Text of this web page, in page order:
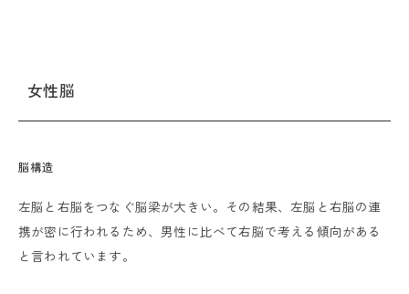
女性脳
脳構造
左脳と右脳をつなぐ脳梁が大きい。その結果、左脳と右脳の連
携が密に行われるため、男性に比べて右脳で考える傾向がある
と言われています。